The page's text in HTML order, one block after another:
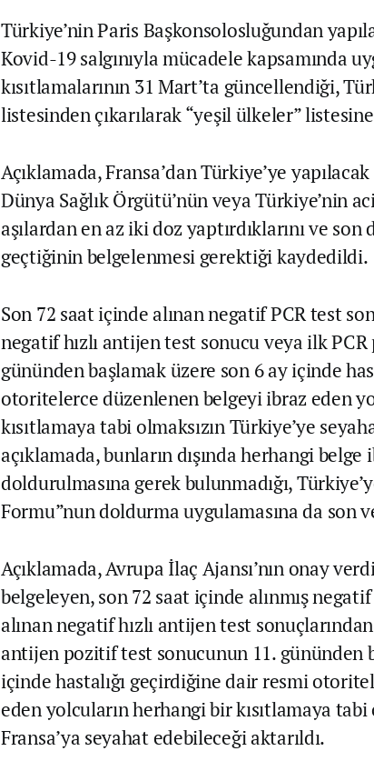
Türkiye’nin Paris Başkonsolosluğundan
Kovid-19 salgınıyla mücadele kapsamında
kısıtlamalarının 31 Mart’ta güncellendiği,
listesinden çıkarılarak “yeşil ülkeler”
Açıklamada, Fransa’dan Türkiye’ye
Dünya Sağlık Örgütü’nün veya Türkiye’nin
aşılardan en az iki doz yaptırdıklarını ve
geçtiğinin belgelenmesi gerektiği kaydedildi.
Son 72 saat içinde alınan negatif PCR test
negatif hızlı antijen test sonucu veya ilk
gününden başlamak üzere son 6 ay içinde
otoritelerce düzenlenen belgeyi ibraz eden
kısıtlamaya tabi olmaksızın Türkiye’ye
açıklamada, bunların dışında herhangi belge
doldurulmasına gerek bulunmadığı,
Formu”nun doldurma uygulamasına da son
Açıklamada, Avrupa İlaç Ajansı’nın onay
belgeleyen, son 72 saat içinde alınmış
alınan negatif hızlı antijen test
antijen pozitif test sonucunun 11. gününden
içinde hastalığı geçirdiğine dair resmi
eden yolcuların herhangi bir kısıtlamaya tabi
Fransa’ya seyahat edebileceği aktarıldı.